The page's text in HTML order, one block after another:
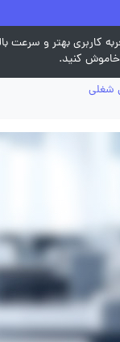
شغلی
کنید.